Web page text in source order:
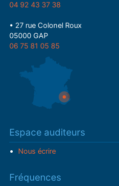
04 92 43 37 38
• 27 rue Colonel Roux
05000 GAP
06 75 81 05 85
Espace auditeurs
Nous écrire
Fréquences